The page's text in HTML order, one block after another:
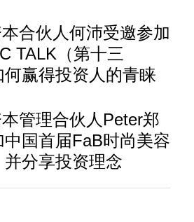
合伙人何沛受邀参加
TALK（第十三
赢得投资人的青睐
管理合伙人Peter郑
国首届FaB时尚美容
分享投资理念